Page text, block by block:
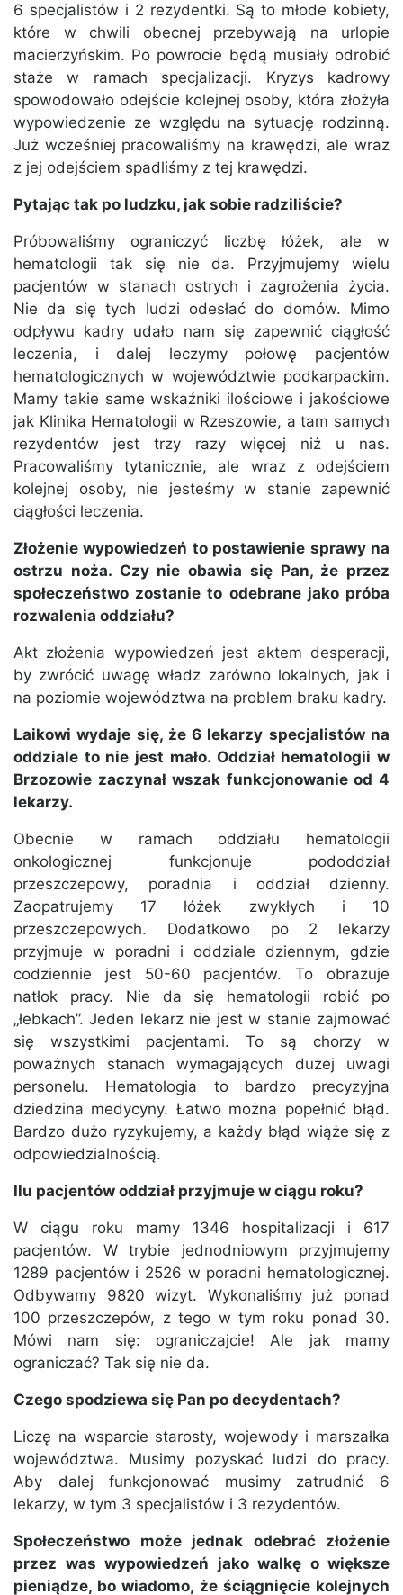
6 specjalistów i 2 rezydentki. Są to młode kobiety,
które w chwili obecnej przebywają na urlopie
macierzyńskim. Po powrocie będą musiały odrobić
staże w ramach specjalizacji. Kryzys kadrowy
spowodowało odejście kolejnej osoby, która złożyła
wypowiedzenie ze względu na sytuację rodzinną.
Już wcześniej pracowaliśmy na krawędzi, ale wraz
z jej odejściem spadliśmy z tej krawędzi.
Pytając tak po ludzku, jak sobie radziliście?
Próbowaliśmy ograniczyć liczbę łóżek, ale w
hematologii tak się nie da. Przyjmujemy wielu
pacjentów w stanach ostrych i zagrożenia życia.
Nie da się tych ludzi odesłać do domów. Mimo
odpływu kadry udało nam się zapewnić ciągłość
leczenia, i dalej leczymy połowę pacjentów
hematologicznych w województwie podkarpackim.
Mamy takie same wskaźniki ilościowe i jakościowe
jak Klinika Hematologii w Rzeszowie, a tam samych
rezydentów jest trzy razy więcej niż u nas.
Pracowaliśmy tytanicznie, ale wraz z odejściem
kolejnej osoby, nie jesteśmy w stanie zapewnić
ciągłości leczenia.
Złożenie wypowiedzeń to postawienie sprawy na
ostrzu noża. Czy nie obawia się Pan, że przez
społeczeństwo zostanie to odebrane jako próba
rozwalenia oddziału?
Akt złożenia wypowiedzeń jest aktem desperacji,
by zwrócić uwagę władz zarówno lokalnych, jak i
na poziomie województwa na problem braku kadry.
Laikowi wydaje się, że 6 lekarzy specjalistów na
oddziale to nie jest mało. Oddział hematologii w
Brzozowie zaczynał wszak funkcjonowanie od 4
lekarzy.
Obecnie w ramach oddziału hematologii
onkologicznej funkcjonuje pododdział
przeszczepowy, poradnia i oddział dzienny.
Zaopatrujemy 17 łóżek zwykłych i 10
przeszczepowych. Dodatkowo po 2 lekarzy
przyjmuje w poradni i oddziale dziennym, gdzie
codziennie jest 50-60 pacjentów. To obrazuje
natłok pracy. Nie da się hematologii robić po
„łebkach”. Jeden lekarz nie jest w stanie zajmować
się wszystkimi pacjentami. To są chorzy w
poważnych stanach wymagających dużej uwagi
personelu. Hematologia to bardzo precyzyjna
dziedzina medycyny. Łatwo można popełnić błąd.
Bardzo dużo ryzykujemy, a każdy błąd wiąże się z
odpowiedzialnością.
Ilu pacjentów oddział przyjmuje w ciągu roku?
W ciągu roku mamy 1346 hospitalizacji i 617
pacjentów. W trybie jednodniowym przyjmujemy
1289 pacjentów i 2526 w poradni hematologicznej.
Odbywamy 9820 wizyt. Wykonaliśmy już ponad
100 przeszczepów, z tego w tym roku ponad 30.
Mówi nam się: ograniczajcie! Ale jak mamy
ograniczać? Tak się nie da.
Czego spodziewa się Pan po decydentach?
Liczę na wsparcie starosty, wojewody i marszałka
województwa. Musimy pozyskać ludzi do pracy.
Aby dalej funkcjonować musimy zatrudnić 6
lekarzy, w tym 3 specjalistów i 3 rezydentów.
Społeczeństwo może jednak odebrać złożenie
przez was wypowiedzeń jako walkę o większe
pieniądze, bo wiadomo, że ściągnięcie kolejnych